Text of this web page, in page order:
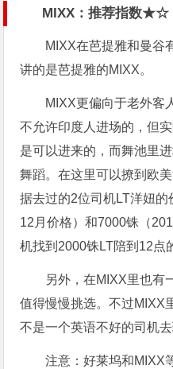
MIXX：推荐指数★☆
MIXX在芭提雅和曼谷
讲的是芭提雅的MIXX。
MIXX更偏向于老外客
不允许印度人进场的，但
是可以进来的，而舞池里
舞蹈。在这里可以撩到欧
据去过的2位司机LT洋妞
12月价格）和7000铢（
机找到2000铢LT陪到12点
另外，在MIXX里也有
值得慢慢挑选。不过MIXX
不是一个英语不好的司机去
注意：好莱坞和MIXX